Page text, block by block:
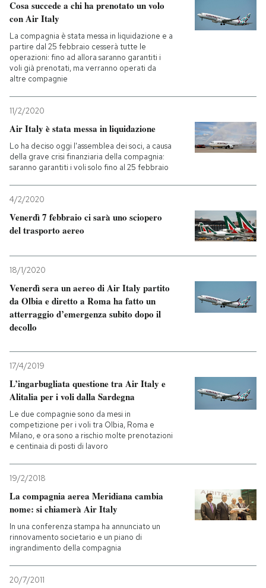
I MIEI PREFERITI
SHOP
CALENDARIO
AREA PERSONALE
Cosa succede a chi ha prenotato un volo
con Air Italy
La compagnia è stata messa in liquidazione e a
partire dal 25 febbraio cesserà tutte le
operazioni: fino ad allora saranno garantiti i
voli già prenotati, ma verranno operati da
altre compagnie
11/2/2020
Air Italy è stata messa in liquidazione
Lo ha deciso oggi l'assemblea dei soci, a causa
della grave crisi finanziaria della compagnia:
saranno garantiti i voli solo fino al 25 febbraio
4/2/2020
Venerdì 7 febbraio ci sarà uno sciopero
del trasporto aereo
18/1/2020
Venerdì sera un aereo di Air Italy partito
da Olbia e diretto a Roma ha fatto un
atterraggio d’emergenza subito dopo il
decollo
17/4/2019
L’ingarbugliata questione tra Air Italy e
Alitalia per i voli dalla Sardegna
Le due compagnie sono da mesi in
competizione per i voli tra Olbia, Roma e
Milano, e ora sono a rischio molte prenotazioni
e centinaia di posti di lavoro
19/2/2018
La compagnia aerea Meridiana cambia
nome: si chiamerà Air Italy
In una conferenza stampa ha annunciato un
rinnovamento societario e un piano di
ingrandimento della compagnia
20/7/2011